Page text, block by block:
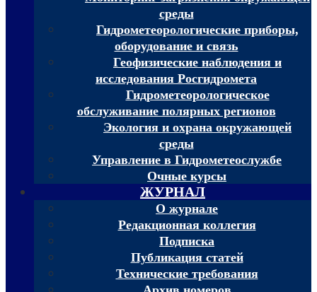
среды
Гидрометеорологические приборы,
оборудование и связь
Геофизические наблюдения и
исследования Росгидромета
Гидрометеорологическое
обслуживание полярных регионов
Экология и охрана окружающей
среды
Управление в Гидрометеослужбе
Очные курсы
ЖУРНАЛ
О журнале
Редакционная коллегия
Подписка
Публикация статей
Технические требования